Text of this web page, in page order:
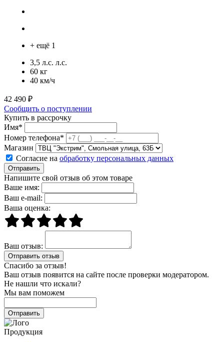
+ ещё 1
3,5 л.с. л.с.
60 кг
40 км/ч
42 490 ₽
Сообщить о поступлении
Купить в рассрочку
Имя*
Номер телефона*
Магазин
Согласие на обработку персональных данных
Отправить
Напишите свой отзыв об этом товаре
Ваше имя:
Ваш e-mail:
Ваша оценка:
Ваш отзыв:
Спасибо за отзыв!
Ваш отзыв появится на сайте после проверки модератором.
Не нашли что искали?
Мы вам поможем
Продукция